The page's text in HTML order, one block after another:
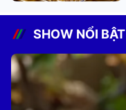
SHOW NỔI BẬT